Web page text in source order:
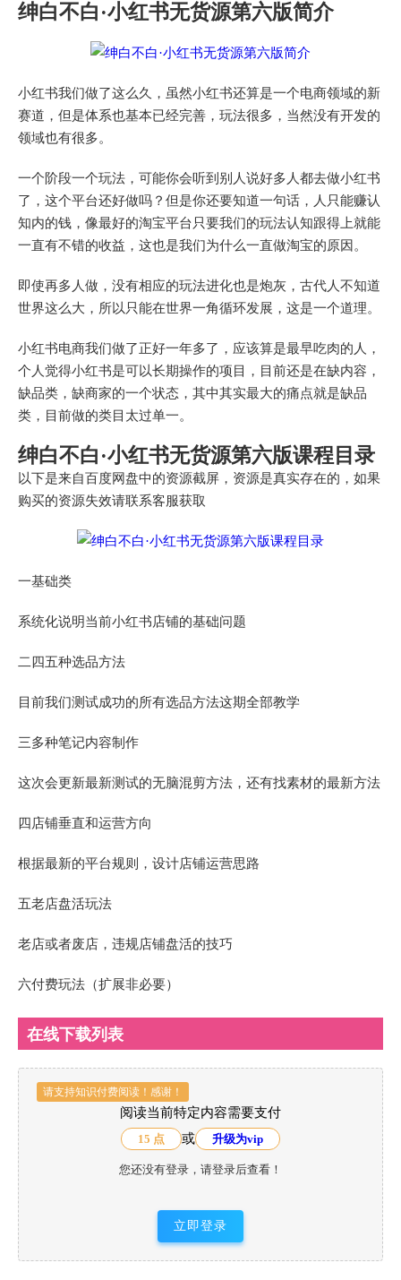
绅白不白·小红书无货源第六版简介
小红书我们做了这么久，虽然小红书还算是一个电商领域的新
赛道，但是体系也基本已经完善，玩法很多，当然没有开发的
领域也有很多。
一个阶段一个玩法，可能你会听到别人说好多人都去做小红书
了，这个平台还好做吗？但是你还要知道一句话，人只能赚认
知内的钱，像最好的淘宝平台只要我们的玩法认知跟得上就能
一直有不错的收益，这也是我们为什么一直做淘宝的原因。
即使再多人做，没有相应的玩法进化也是炮灰，古代人不知道
世界这么大，所以只能在世界一角循环发展，这是一个道理。
小红书电商我们做了正好一年多了，应该算是最早吃肉的人，
个人觉得小红书是可以长期操作的项目，目前还是在缺内容，
缺品类，缺商家的一个状态，其中其实最大的痛点就是缺品
类，目前做的类目太过单一。
绅白不白·小红书无货源第六版课程目录
以下是来自百度网盘中的资源截屏，资源是真实存在的，如果
购买的资源失效请联系客服获取
一基础类
系统化说明当前小红书店铺的基础问题
二四五种选品方法
目前我们测试成功的所有选品方法这期全部教学
三多种笔记内容制作
这次会更新最新测试的无脑混剪方法，还有找素材的最新方法
四店铺垂直和运营方向
根据最新的平台规则，设计店铺运营思路
五老店盘活玩法
老店或者废店，违规店铺盘活的技巧
六付费玩法（扩展非必要）
在线下载列表
请支持知识付费阅读！感谢！
阅读当前特定内容需要支付
15 点 或 升级为vip
您还没有登录，请登录后查看！
立即登录